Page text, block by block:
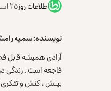
اطلاعات روز۲۵ اسد ۱۴۰۱ - ۱۶ آگست ۲۰۲۲
نویسنده: سمیه
آزادی همیشه قابل
فاجعه است . زندگی در
بینش ، کنش و تفکری